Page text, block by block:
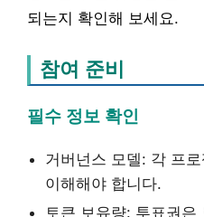
되는지 확인해 보세요.
참여 준비
필수 정보 확인
거버넌스 모델: 각 프
이해해야 합니다.
토큰 보유량: 투표권은